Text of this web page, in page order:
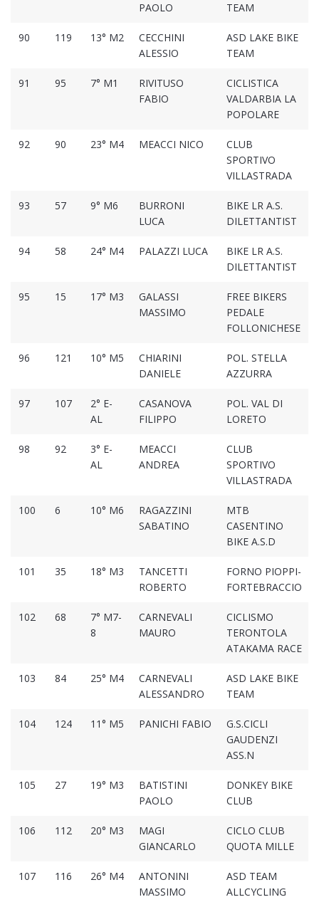
PAOLO
TEAM
90 119 13° M2
CECCHINI
ALESSIO
ASD LAKE BIKE
TEAM
91 95 7° M1
RIVITUSO
FABIO
CICLISTICA
VALDARBIA LA
POPOLARE
92 90 23° M4 MEACCI NICO
CLUB
SPORTIVO
VILLASTRADA
93 57 9° M6
BURRONI
LUCA
BIKE LR A.S.
DILETTANTIST
94 58 24° M4 PALAZZI LUCA
BIKE LR A.S.
DILETTANTIST
95 15 17° M3
GALASSI
MASSIMO
FREE BIKERS
PEDALE
FOLLONICHESE
96 121 10° M5
CHIARINI
DANIELE
POL. STELLA
AZZURRA
97 107
2° E-
AL
CASANOVA
FILIPPO
POL. VAL DI
LORETO
98 92
3° E-
AL
MEACCI
ANDREA
CLUB
SPORTIVO
VILLASTRADA
100 6 10° M6
RAGAZZINI
SABATINO
MTB
CASENTINO
BIKE A.S.D
101 35 18° M3
TANCETTI
ROBERTO
FORNO PIOPPI-
FORTEBRACCIO
102 68
7° M7-
8
CARNEVALI
MAURO
CICLISMO
TERONTOLA
ATAKAMA RACE
103 84 25° M4
CARNEVALI
ALESSANDRO
ASD LAKE BIKE
TEAM
104 124 11° M5 PANICHI FABIO
G.S.CICLI
GAUDENZI
ASS.N
105 27 19° M3
BATISTINI
PAOLO
DONKEY BIKE
CLUB
106 112 20° M3
MAGI
GIANCARLO
CICLO CLUB
QUOTA MILLE
107 116 26° M4
ANTONINI
MASSIMO
ASD TEAM
ALLCYCLING